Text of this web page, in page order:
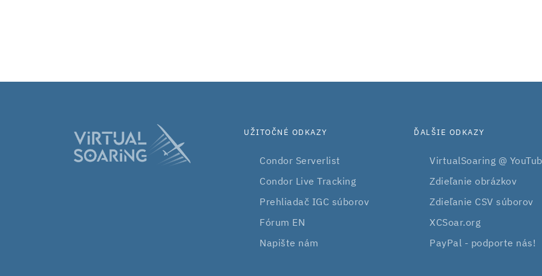
UŽITOČNÉ ODKAZY
Condor Serverlist
Condor Live Tracking
Prehliadač IGC súborov
Fórum EN
Napište nám
ĎALŠIE ODKAZY
VirtualSoaring @
Zdieľanie obrázkov
Zdieľanie CSV súborov
XCSoar.org
PayPal - podporte nás!